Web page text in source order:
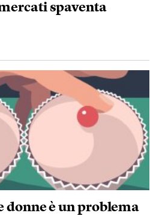
spaventa
donne è un problema